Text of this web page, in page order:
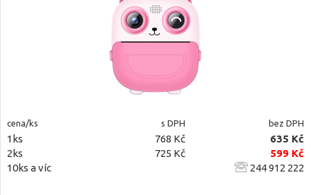
cena/ks s DPH bez DPH
1ks 768 Kč
635 Kč
2ks
725 Kč
599 Kč
10ks a víc
244 912 222